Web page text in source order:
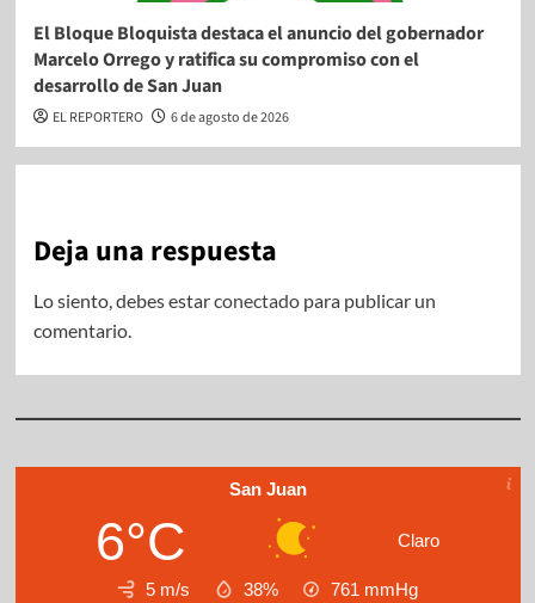
El Bloque Bloquista destaca el anuncio del gobernador
Marcelo Orrego y ratifica su compromiso con el
desarrollo de San Juan
EL REPORTERO 6 de agosto de 2026
Deja una respuesta
Lo siento, debes estarconectadopara publicar un
comentario.
San Juan
6°C Claro
5 m/s 38% 761 mmHg